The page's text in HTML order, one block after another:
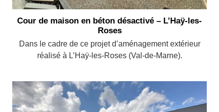
Cour de maison en béton désactivé – L’Haÿ-les-
Roses
Dans le cadre de ce projet d’aménagement extérieur
réalisé à L’Haÿ-les-Roses (Val-de-Marne).